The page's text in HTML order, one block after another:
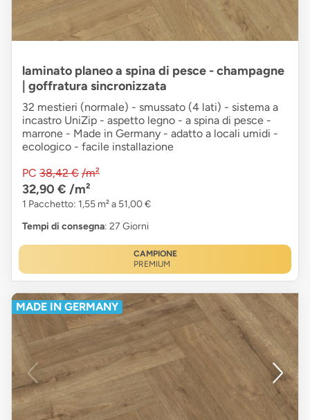
laminato planeo a spina di pesce - champagne
| goffratura sincronizzata
32 mestieri (normale) - smussato (4 lati) - sistema a
incastro UniZip - aspetto legno - a spina di pesce -
marrone - Made in Germany - adatto a locali umidi -
ecologico - facile installazione
PC 38,42 € /m²
32,90 € /m²
1 Pacchetto: 1,55 m² a 51,00 €
Tempi di consegna: 27 Giorni
CAMPIONE
PREMIUM
MADE IN GERMANY